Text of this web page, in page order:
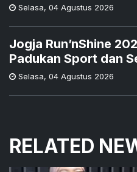
Selasa, 04 Agustus 2026
Jogja Run’nShine
Padukan Sport dan
Selasa, 04 Agustus 2026
RELATED